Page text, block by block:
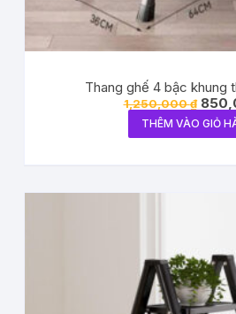
Thang ghế 4 bậc khung
1,250,000₫
THÊM VÀO GIỎ